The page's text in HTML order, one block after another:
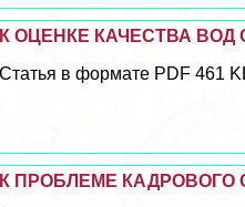
К ОЦЕНКЕ КАЧЕСТВА ВОД
Статья в формате PDF 461
К ПРОБЛЕМЕ КАДРОВОГО